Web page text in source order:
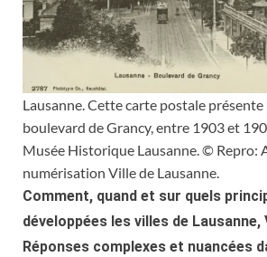
Lausanne. Cette carte postale présente
boulevard de Grancy, entre 1903 et
Musée Historique Lausanne. © Repro:
numérisation Ville de Lausanne.
Comment, quand et sur quels
développées les villes de Lausanne,
Réponses complexes et nuancées